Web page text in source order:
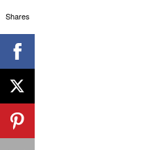
Shares